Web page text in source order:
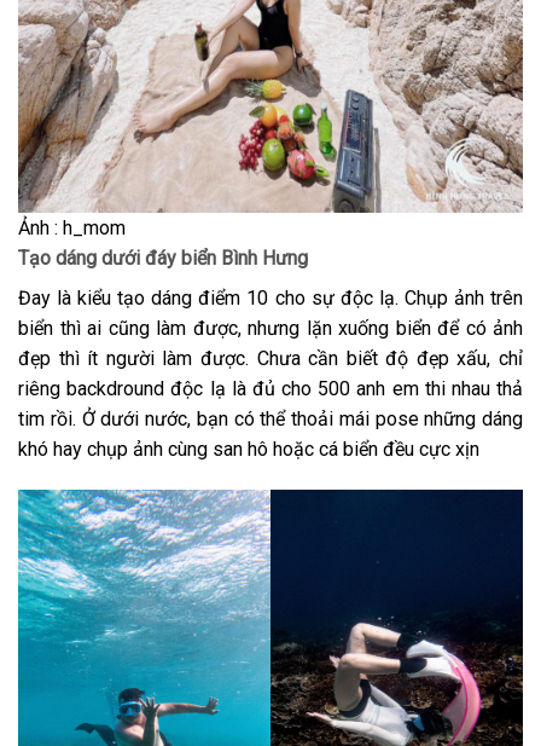
Ảnh : h_mom
Tạo dáng dưới đáy biển Bình Hưng
Đay là kiểu tạo dáng điểm 10 cho sự độc lạ. Chụp ảnh trên
biển thì ai cũng làm được, nhưng lặn xuống biển để có ảnh
đẹp thì ít người làm được. Chưa cần biết độ đẹp xấu, chỉ
riêng backdround độc lạ là đủ cho 500 anh em thi nhau thả
tim rồi. Ở dưới nước, bạn có thể thoải mái pose những dáng
khó hay chụp ảnh cùng san hô hoặc cá biển đều cực xịn